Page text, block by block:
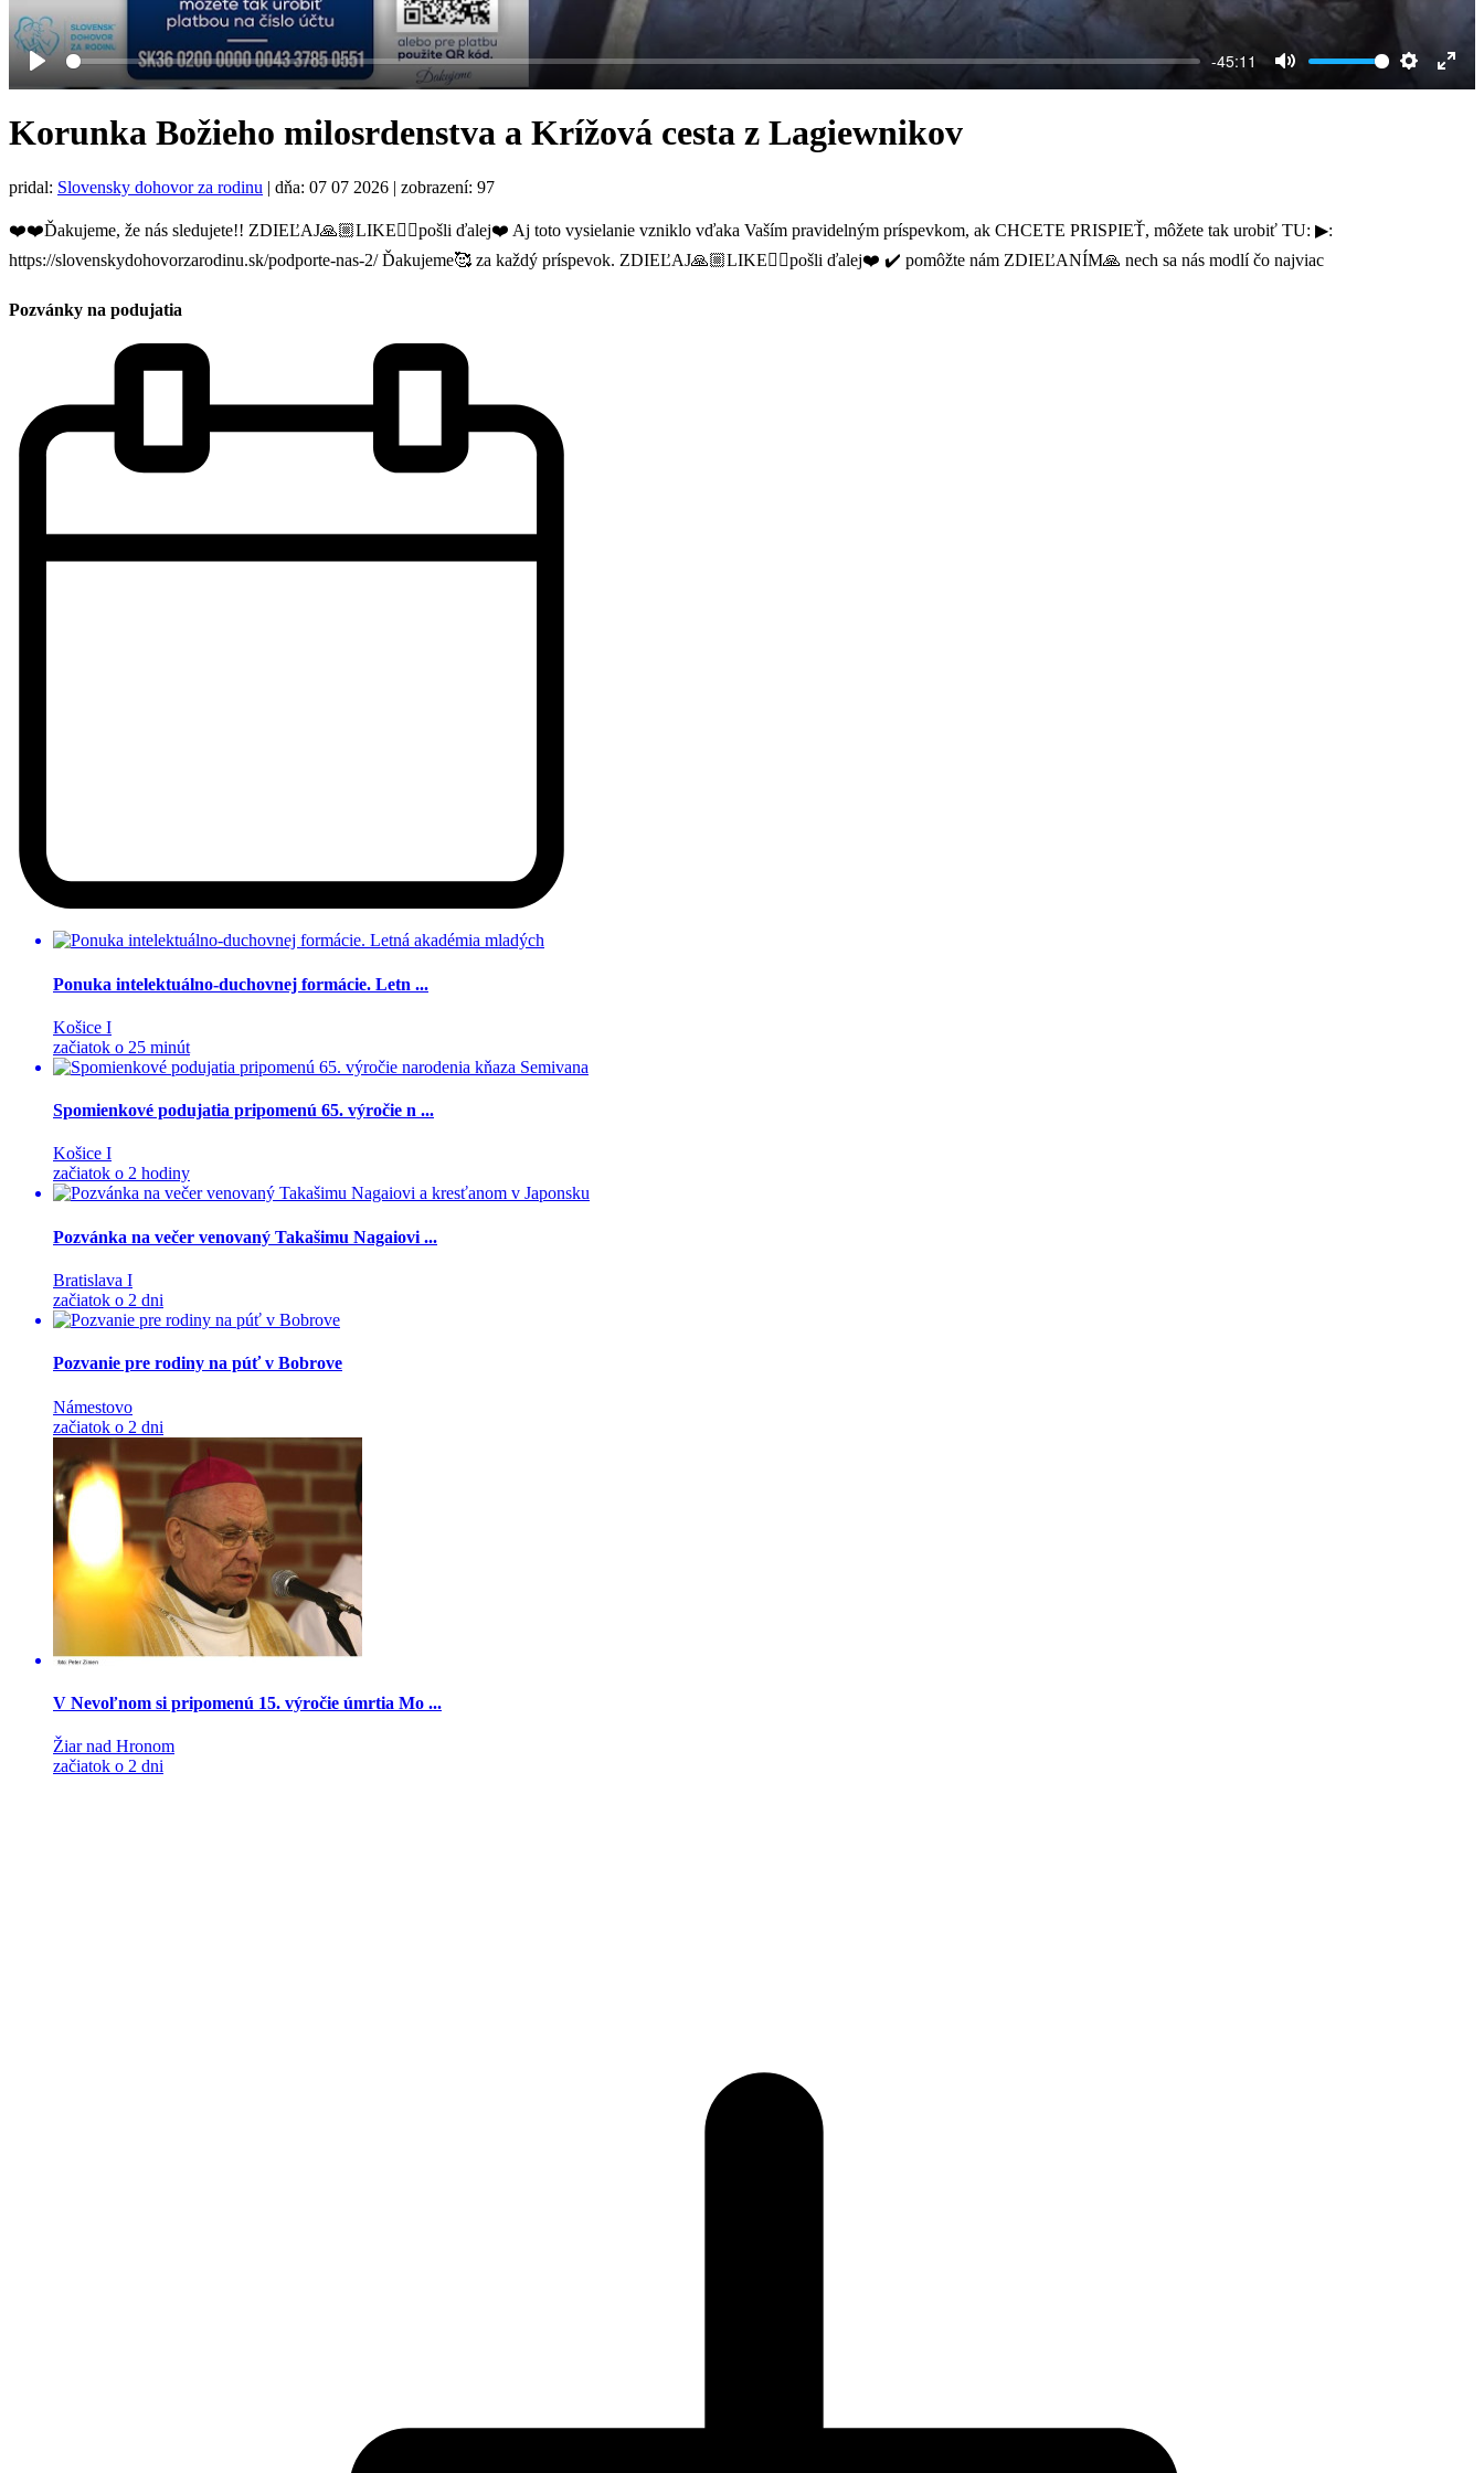
Play
-45:11
Mute Settings
Korunka Božieho milosrdenstva a Krížová cesta z Lagiewnikov
pridal: Slovensky dohovor za rodinu | dňa: 07 07 2026 | zobrazení: 97
❤️❤️Ďakujeme, že nás sledujete!! ZDIEĽAJ🙏🏼LIKE👍🏼pošli ďalej❤️ Aj toto vysielanie vzniklo vďaka Vaším pravidelným príspevkom, ak CHCETE PRISPIEŤ, môžete tak urobiť TU: ▶:
https://slovenskydohovorzarodinu.sk/podporte-nas-2/ Ďakujeme🥰 za každý príspevok. ZDIEĽAJ🙏🏼LIKE👍🏼pošli ďalej❤️ ✔️ pomôžte nám ZDIEĽANÍM🙏 nech sa nás modlí čo najviac
Pozvánky na podujatia
Ponuka intelektuálno-duchovnej formácie. Letn ...
Košice I
začiatok o 25 minút
Spomienkové podujatia pripomenú 65. výročie n ...
Košice I
začiatok o 2 hodiny
Pozvánka na večer venovaný Takašimu Nagaiovi ...
Bratislava I
začiatok o 2 dni
Pozvanie pre rodiny na púť v Bobrove
Námestovo
začiatok o 2 dni
V Nevoľnom si pripomenú 15. výročie úmrtia Mo ...
Žiar nad Hronom
začiatok o 2 dni